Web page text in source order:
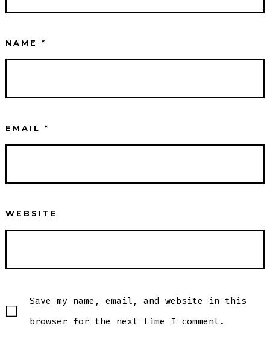
NAME*
EMAIL*
WEBSITE
Save my name, email, and website in this
browser for the next time I comment.